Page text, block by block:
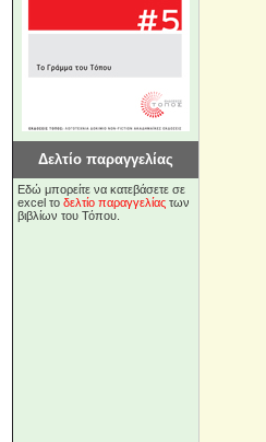
Δελτίο παραγγελίας
Εδώ μπορείτε να κατεβάσετε σε
excel το δελτίο παραγγελίαςτων
βιβλίων του Τόπου.